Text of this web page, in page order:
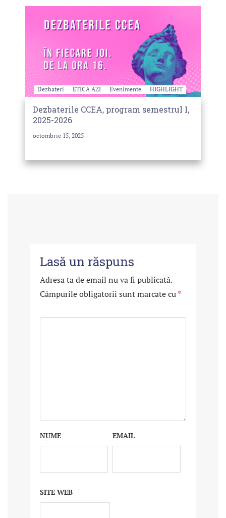
Dezbateri ETICA AZI Evenimente HIGHLIGHT
Dezbaterile CCEA, program semestrul I,
2025-2026
octombrie 15, 2025
Lasă un răspuns
Adresa ta de email nu va fi publicată.
Câmpurile obligatorii sunt marcate cu*
NUME EMAIL
SITE WEB